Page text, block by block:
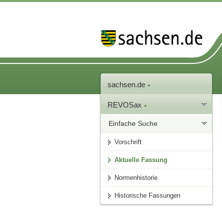
sachsen.de
REVOSax
Einfache Suche
Vorschrift
Aktuelle Fassung
Normenhistorie
Historische Fassungen